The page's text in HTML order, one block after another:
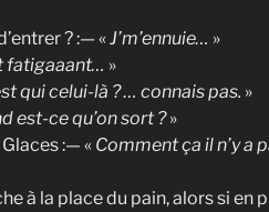
? :— « J’m’ennuie… »
fatigaaant… »
qui celui-là ? … connais pas. »
est-ce qu’on sort ?»
:— « Comment ça il n’y a
à la place du pain, alors si